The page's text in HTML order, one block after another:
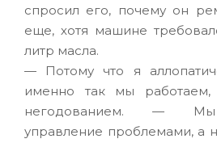
спросил его, почему он
еще, хотя машине
литр масла.
— Потому что я
именно так мы
негодованием. — Мы
управление проблемами, а